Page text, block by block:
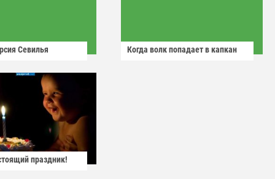
Севилья Когда волк попадает в капкан
праздник!